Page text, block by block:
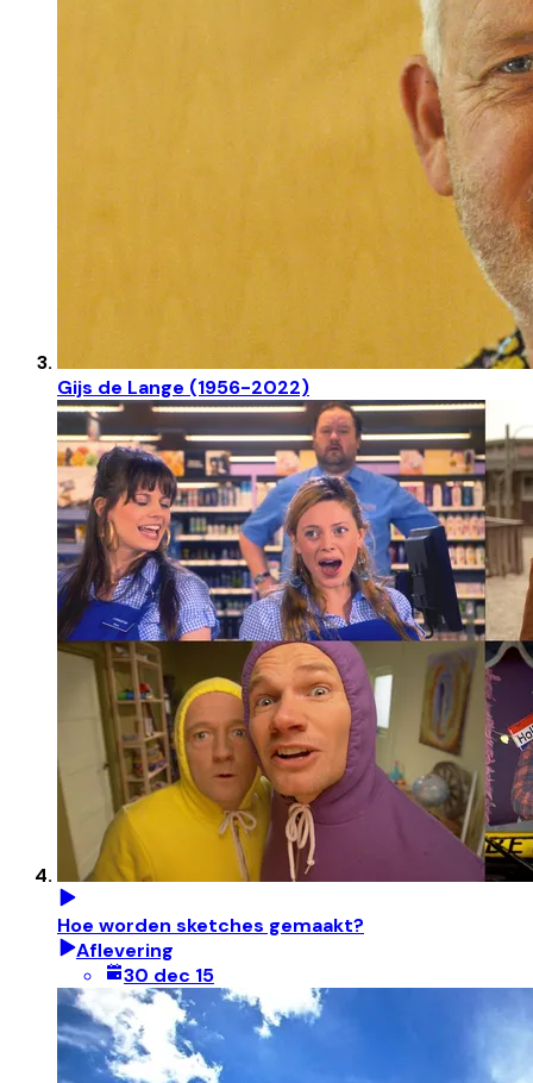
Gijs de Lange (1956-2022)
Hoe worden sketches gemaakt?
Aflevering
30 dec 15